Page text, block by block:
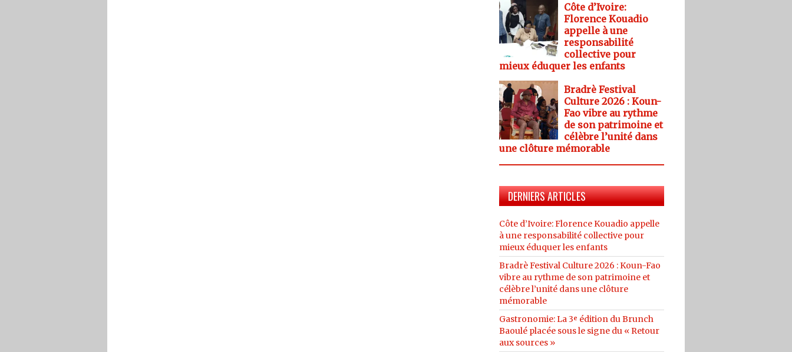
Côte d’Ivoire:
Florence Kouadio
appelle à une
responsabilité
collective pour
mieux éduquer les enfants
Bradrè Festival
Culture 2026 : Koun-
Fao vibre au rythme
de son patrimoine et
célèbre l’unité dans
une clôture mémorable
DERNIERS ARTICLES
Côte d’Ivoire: Florence Kouadio appelle
à une responsabilité collective pour
mieux éduquer les enfants
Bradrè Festival Culture 2026 : Koun-Fao
vibre au rythme de son patrimoine et
célèbre l’unité dans une clôture
mémorable
Gastronomie: La 3ᵉ édition du Brunch
Baoulé placée sous le signe du « Retour
aux sources »